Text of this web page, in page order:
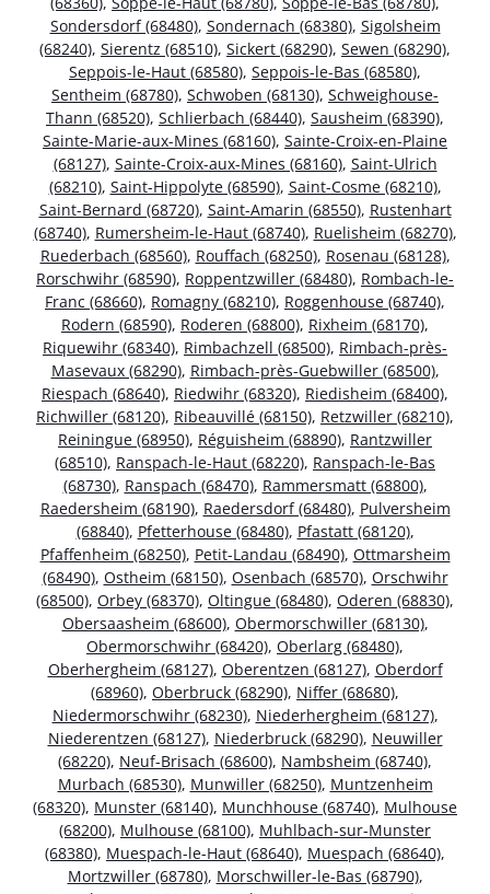
Sondersdorf (68480), Sondernach (68380), Sigolsheim
(68240), Sierentz (68510), Sickert (68290), Sewen (68290),
Seppois-le-Haut (68580), Seppois-le-Bas (68580),
Sentheim (68780), Schwoben (68130), Schweighouse-
Thann (68520), Schlierbach (68440), Sausheim (68390),
Sainte-Marie-aux-Mines (68160), Sainte-Croix-en-Plaine
(68127), Sainte-Croix-aux-Mines (68160), Saint-Ulrich
(68210), Saint-Hippolyte (68590), Saint-Cosme (68210),
Saint-Bernard (68720), Saint-Amarin (68550), Rustenhart
(68740), Rumersheim-le-Haut (68740), Ruelisheim (68270),
Ruederbach (68560), Rouffach (68250), Rosenau (68128),
Rorschwihr (68590), Roppentzwiller (68480), Rombach-le-
Franc (68660), Romagny (68210), Roggenhouse (68740),
Rodern (68590), Roderen (68800), Rixheim (68170),
Riquewihr (68340), Rimbachzell (68500), Rimbach-près-
Masevaux (68290), Rimbach-près-Guebwiller (68500),
Riespach (68640), Riedwihr (68320), Riedisheim (68400),
Richwiller (68120), Ribeauvillé (68150), Retzwiller (68210),
Reiningue (68950), Réguisheim (68890), Rantzwiller
(68510), Ranspach-le-Haut (68220), Ranspach-le-Bas
(68730), Ranspach (68470), Rammersmatt (68800),
Raedersheim (68190), Raedersdorf (68480), Pulversheim
(68840), Pfetterhouse (68480), Pfastatt (68120),
Pfaffenheim (68250), Petit-Landau (68490), Ottmarsheim
(68490), Ostheim (68150), Osenbach (68570), Orschwihr
(68500), Orbey (68370), Oltingue (68480), Oderen (68830),
Obersaasheim (68600), Obermorschwiller (68130),
Obermorschwihr (68420), Oberlarg (68480),
Oberhergheim (68127), Oberentzen (68127), Oberdorf
(68960), Oberbruck (68290), Niffer (68680),
Niedermorschwihr (68230), Niederhergheim (68127),
Niederentzen (68127), Niederbruck (68290), Neuwiller
(68220), Neuf-Brisach (68600), Nambsheim (68740),
Murbach (68530), Munwiller (68250), Muntzenheim
(68320), Munster (68140), Munchhouse (68740), Mulhouse
(68200), Mulhouse (68100), Muhlbach-sur-Munster
(68380), Muespach-le-Haut (68640), Muespach (68640),
Mortzwiller (68780), Morschwiller-le-Bas (68790),